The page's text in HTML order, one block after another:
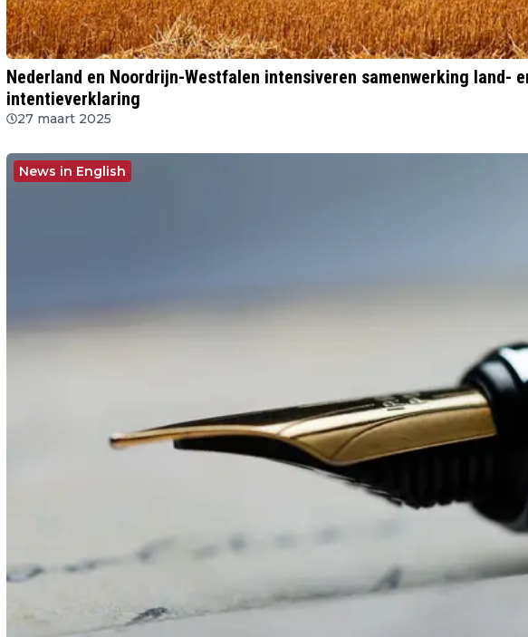
Nederland en Noordrijn-Westfalen intensiveren samenwerking land-
intentieverklaring
27 maart 2025
News in English